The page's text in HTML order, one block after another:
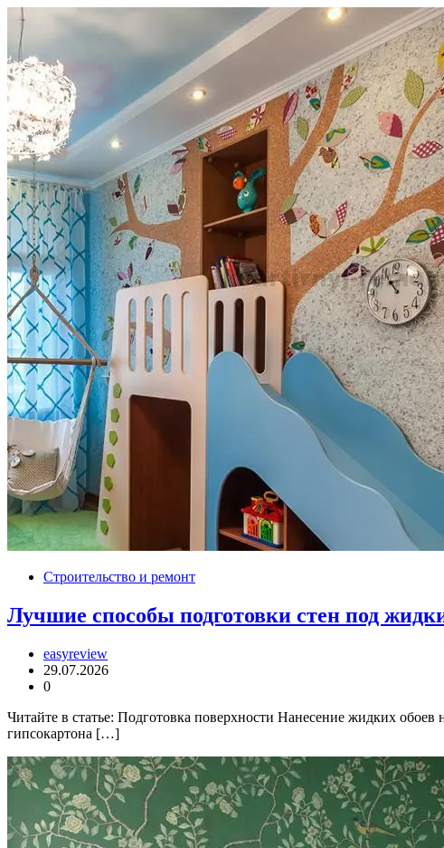
Строительство и ремонт
Лучшие способы подготовки стен под
easyreview
29.07.2026
0
Читайте в статье: Подготовка поверхности Нанесение жидких
гипсокартона […]